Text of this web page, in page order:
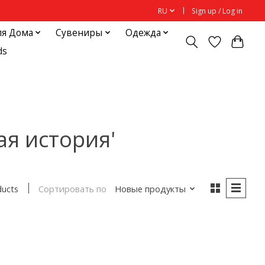
RU Sign up / Log in
Дома Сувениры
Одежда
история'
Сортировать по Новые продукты